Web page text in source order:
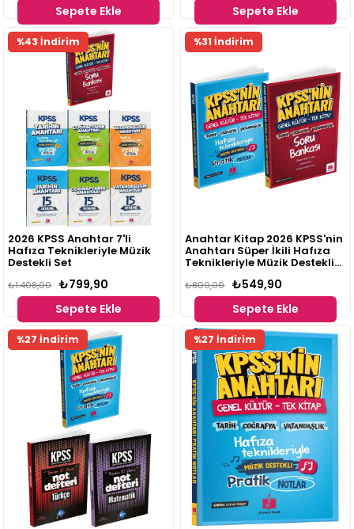
Sepete Ekle Sepete Ekle
2026 KPSS Anahtar 7'li
Hafıza Teknikleriyle Müzik
Destekli Set
₺799,90
₺1.408,00
Sepete Ekle
%43 İndirim
Anahtar Kitap 2026 KPSS'nin
Anahtarı Süper İkili Hafıza
Teknikleriyle Müzik Destekli
₺549,90
₺800,00
Sepete Ekle
%31 İndirim
%27 İndirim %27 İndirim